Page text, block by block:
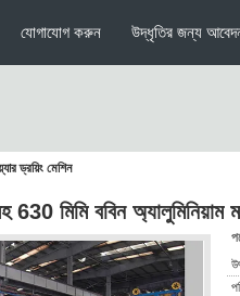
যোগাযোগ করুন উদ্ধৃতির জন্য
ড্রয়িং মেশিন
630 মিমি ববিন অ্যালুমিনিয়াম